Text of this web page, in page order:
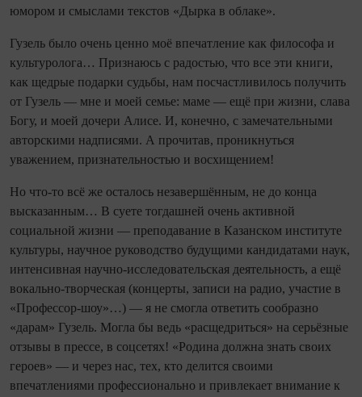
юмором и смыслами текстов «Дырка в облаке».
Гузель было очень ценно моё впечатление как философа и
культуролога… Признаюсь с радостью, что все эти книги,
как щедрые подарки судьбы, нам посчастливилось получить
от Гузель — мне и моей семье: маме — ещё при жизни, слава
Богу, и моей дочери Алисе. И, конечно, с замечательными
авторскими надписями. А прочитав, проникнуться
уважением, признательностью и восхищением!
Но что-то всё же осталось незавершённым, не до конца
высказанным… В суете тогдашней очень активной
социальной жизни — преподавание в Казанском институте
культуры, научное руководство будущими кандидатами наук,
интенсивная научно-исследовательская деятельность, а ещё
вокально-творческая (концерты, записи на радио, участие в
«Профессор-шоу»…) — я не смогла ответить сообразно
«дарам» Гузель. Могла бы ведь «расщедриться» на серьёзные
отзывы в прессе, в соцсетях! «Родина должна знать своих
героев» — и через нас, тех, кто делится своими
впечатлениями профессионально и привлекает внимание к